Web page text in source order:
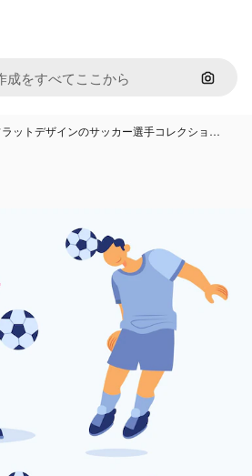
画像で
ットデザインのサッカー選手コレクショ…